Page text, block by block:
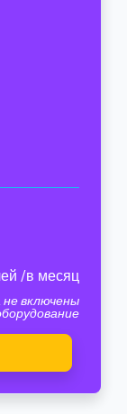
/в месяц
включены